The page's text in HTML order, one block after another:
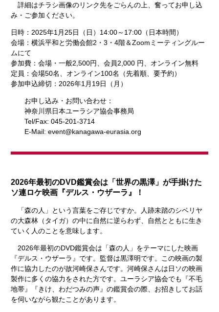
詳細はチラシ画像のリンク先をごらんの上、奮ってお申し込
み・ご参加ください。
日時：2025年1月25日（日）14:00～17:00（日本時間）
会場：横浜平和と労働会館2・3・4階＆Zoomミーティングルー
ムにて
参加費：会場・一般2,500円、会員2,000 円、オンライン無料
定員：会場50名、オンライン100名（先着順、要予約）
参加申込締切：2026年1月19日（月）
お申し込み・お問い合わせ：
神奈川県日本ユーラシア協会事務局
Tel/Fax: 045-201-3714
E-Mail: event@kanagawa-eurasia.org
2026年最初のDVD鑑賞会は「世界の黒澤」が手掛けた
ソ連ロケ映画『デルス・ウザーラ』！
「森の人」という言葉をご存じですか。人跡未踏のシベリヤ
の大森林（タイガ）の中に自然に逆らわず、自然とともに生き
ていく人のことを意味します。
2026年最初のDVD鑑賞会は「森の人」をテーマにした映画
『デルス・ウザーラ』です。監督は黒澤明です。この映画の製
作に協力したのが故河崎保さんです。河崎保さんは日ソの映画
製作に多くの協力をされた方です。ユーラシア協会でも『不毛
地帯』『きけ、わだつみの声』の鑑賞会の際、お招きしてお話
を伺いながら観たことがあります。